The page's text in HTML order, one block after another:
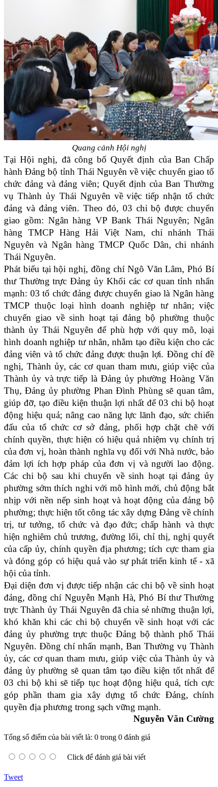
Quang cảnh Hội nghị
Tại Hội nghị, đã công bố Quyết định của Ban Chấp
hành Đảng bộ tỉnh Thái Nguyên về việc chuyển giao tổ
chức đảng và đảng viên; Quyết định của Ban Thường
vụ Thành ủy Thái Nguyên về việc tiếp nhận tổ chức
đảng và đảng viên. Theo đó, 03 chi bộ được chuyển
giao gồm: Ngân hàng VP Bank Thái Nguyên; Ngân
hàng TMCP Hàng Hải Việt Nam, chi nhánh Thái
Nguyên và Ngân hàng TMCP Quốc Dân, chi nhánh
Thái Nguyên.
Phát biểu tại hội nghị, đồng chí Ngô Văn Lâm, Phó Bí
thư Thường trực Đảng ủy Khối các cơ quan tỉnh nhấn
mạnh: 03 tổ chức đảng được chuyển giao là Ngân hàng
TMCP thuộc loại hình doanh nghiệp tư nhân; việc
chuyển giao về sinh hoạt tại đảng bộ phường thuộc
thành ủy Thái Nguyên để phù hợp với quy mô, loại
hình doanh nghiệp tư nhân, nhằm tạođiều kiện cho các
đảng viên và tổ chức đảng được thuận lợi. Đồng chíđề
nghị, Thành ủy, các cơ quan tham mưu, giúp việc của
Thành ủy và trực tiếp là Đảng ủyphường Hoàng Văn
Thụ, Đảng ủy phường Phan Đình Phùngsẽ quan tâm,
giúp đỡ, tạo điều kiện thuận lợi nhất để 03 chi bộ hoạt
động hiệu quả; nâng cao năng lực lãnh đạo, sức chiến
đấu của tổ chức cơ sở đảng, phối hợp chặt chẽ với
chính quyền, thực hiện có hiệu quả nhiệm vụ chính trị
của đơn vị, hoàn thành nghĩa vụ đối với Nhà nước, bảo
đảm lợi ích hợp pháp của đơn vị và người lao động.
Các chi bộ sau khi chuyển về sinh hoạt tại đảng ủy
phường sớm thích nghi với mô hình mới, chủ động bắt
nhịp với nền nếp sinh hoạt và hoạt động của đảng bộ
phường; thực hiện tốt công tác xây dựng Đảng về chính
trị, tư tưởng, tổ chức và đạo đức; chấp hành và thực
hiện nghiêm chủ trương, đường lối, chỉ thị, nghị quyết
của cấp ủy, chính quyền địa phương; tích cực tham gia
và đóng góp có hiệu quả vào sự phát triển kinh tế - xã
hội của tỉnh.
Đại diện đơn vị được tiếp nhận các chi bộ về sinh hoạt
đảng, đồng chí Nguyễn Mạnh Hà, Phó Bí thư Thường
trực Thành ủy Thái Nguyên đã chia sẻ những thuận lợi,
khó khăn khi các chi bộ chuyển về sinh hoạt với các
đảng ủy phường trực thuộc Đảng bộ thành phố Thái
Nguyên. Đồng chí nhấn mạnh, Ban Thường vụ Thành
ủy, các cơ quan tham mưu, giúp việc của Thành ủy và
đảng ủy phường sẽ quan tâm tạo điều kiện tốt nhất để
03 chi bộ khi sẽ tiếp tục hoạt động hiệu quả, tích cực
góp phần tham gia xây dựng tổ chức Đảng, chính
quyền địa phương trong sạch vững mạnh.
Nguyễn Văn Cường
Tổng số điểm của bài viết là: 0 trong 0 đánh giá
Click để đánh giá bài viết
Tweet